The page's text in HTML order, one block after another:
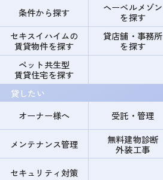
条件から探す
ヘーベルメゾン
を探す
セキスイハイムの
賃貸物件を探す
貸店舗・事務所
を探す
ペット共生型
賃貸住宅を探す
貸したい
オーナー様へ
受託・管理
メンテナンス管理
無料建物診断
外装工事
セキュリティ対策